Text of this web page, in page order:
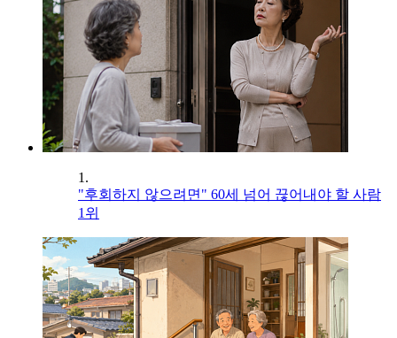
1.
"후회하지 않으려면" 60세 넘어 끊어내야 할 사람
1위